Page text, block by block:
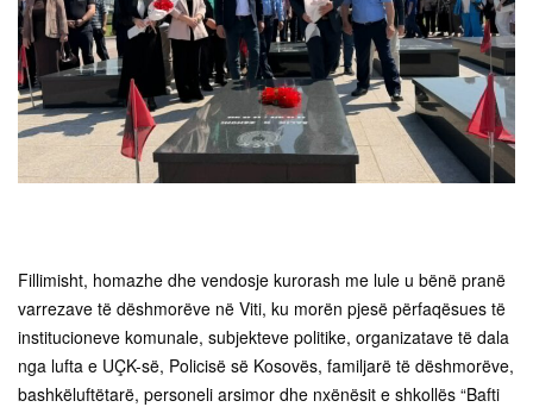
Fillimisht, homazhe dhe vendosje kurorash me lule u bënë pranë
varrezave të dëshmorëve në Viti, ku morën pjesë përfaqësues të
institucioneve komunale, subjekteve politike, organizatave të dala
nga lufta e UÇK-së, Policisë së Kosovës, familjarë të dëshmorëve,
bashkëluftëtarë, personeli arsimor dhe nxënësit e shkollës “Bafti